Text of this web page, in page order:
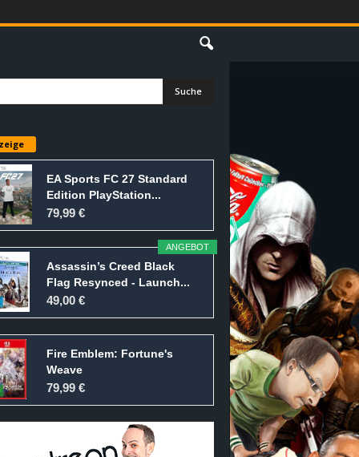
EA Sports FC 27 Standard
Edition PlayStation...
79,99 €
ANGEBOT
Assassin’s Creed Black
Flag Resynced - Launch...
49,00 €
Fire Emblem: Fortune's
Weave
79,99 €